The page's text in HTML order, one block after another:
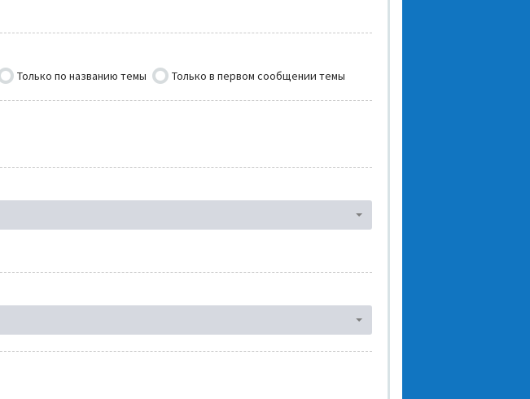
Только по названию темы Только в первом сообщении темы